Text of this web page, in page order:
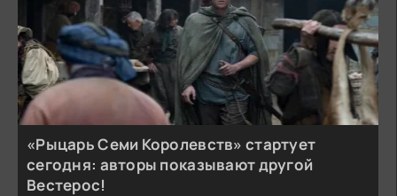
«Рыцарь Семи Королевств» стартует
сегодня: авторы показывают другой
Вестерос!